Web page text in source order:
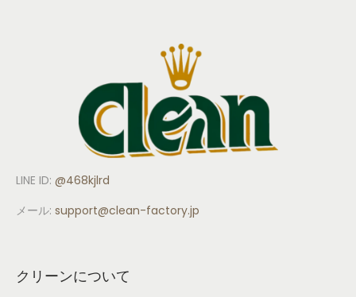
LINE ID: @468kjlrd
メール: support@clean-factory.jp
クリーンについて